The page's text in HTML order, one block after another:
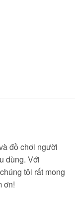
đồ chơi người
dùng. Với
tôi rất mong
ơn!